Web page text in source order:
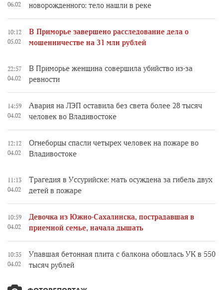
06.02
новорожденного: тело нашли в реке
10:12
05.02
В Приморье завершено расследование дела о
мошенничестве на 31 млн рублей
22:57
04.02
В Приморье женщина совершила убийство из-за
ревности
14:59
04.02
Авария на ЛЭП оставила без света более 28 тысяч
человек во Владивостоке
12:12
04.02
Огнеборцы спасли четырех человек на пожаре во
Владивостоке
11:13
04.02
Трагедия в Уссурийске: мать осуждена за гибель двух
детей в пожаре
10:59
04.02
Девочка из Южно-Сахалинска, пострадавшая в
приемной семье, начала дышать
10:35
04.02
Упавшая бетонная плита с балкона обошлась УК в 550
тысяч рублей